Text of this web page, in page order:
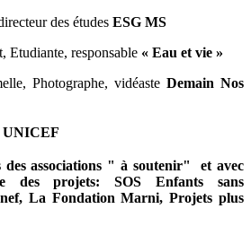
des études ESG MS
responsable « Eau et vie »
Photographe, vidéaste Demain Nos
UNICEF
des associations " à soutenir" et avec
des projets: SOS Enfants sans
La Fondation Marni, Projets plus